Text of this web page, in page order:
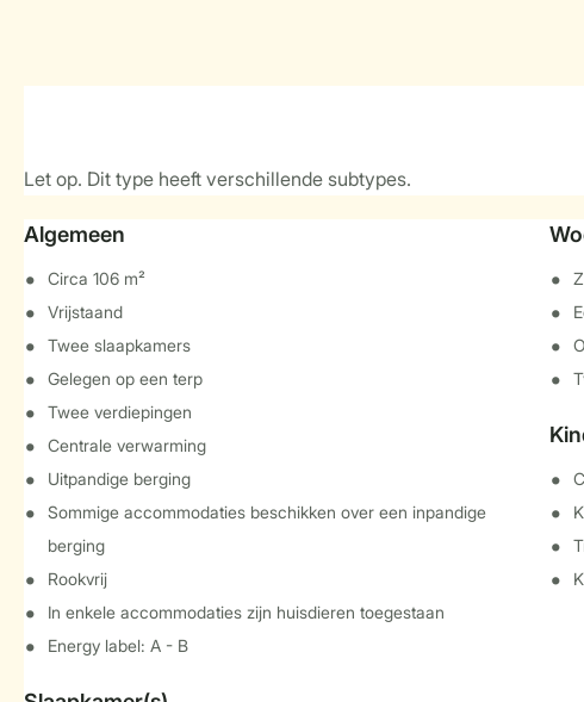
Let op. Dit type heeft verschillende subtypes.
Algemeen
Circa 106 m²
Vrijstaand
Twee slaapkamers
Gelegen op een terp
Twee verdiepingen
Centrale verwarming
Uitpandige berging
Sommige accommodaties beschikken over een inpandige
berging
Rookvrij
In enkele accommodaties zijn huisdieren toegestaan
Energy label: A - B